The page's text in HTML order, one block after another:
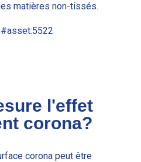
matières non-tissés.
l'effet
corona?
corona peut être